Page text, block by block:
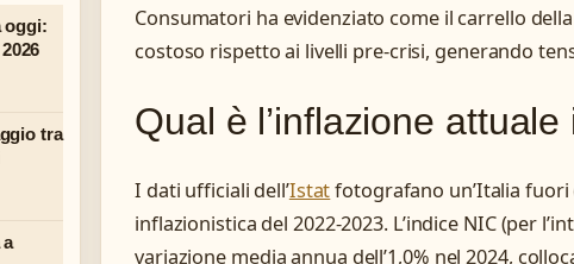
Consumatori ha evidenziato come il carrello
costoso rispetto ai livelli pre-crisi, generando
Qual è l’inflazione attuale
I dati ufficiali dell’Istatfotografano un’Italia
inflazionistica del 2022-2023. L’indice NIC (per
variazione media annua dell’1,0% nel 2024,
oggi:
tra
a